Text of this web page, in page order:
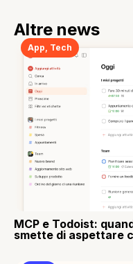
Altre news
App Tech
MCP e Todoist:
smette di aspettare